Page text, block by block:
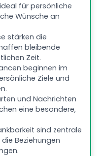
für persönliche
Wünsche an
stärken die
bleibende
Zeit.
beginnen im
Ziele und
und Nachrichten
eine besondere,
sind zentrale
Beziehungen